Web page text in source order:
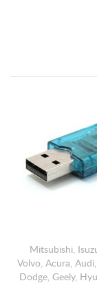
Volkswagen
Mitsubishi,
Volvo, Acura,
Dodge, Geely,